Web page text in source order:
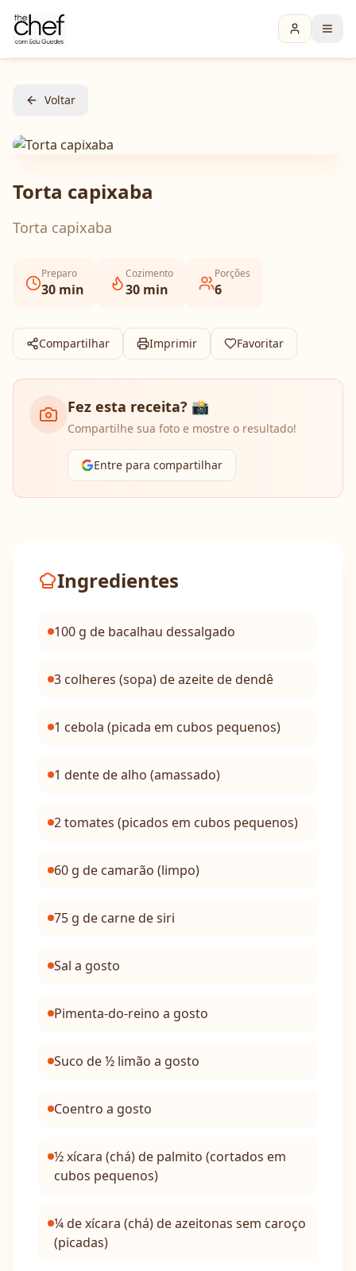
Voltar
Torta capixaba
Torta capixaba
Preparo
30 min
Cozimento
30 min
Porções
6
Compartilhar Imprimir Favoritar
Fez esta receita? 📸
Compartilhe sua foto e mostre o resultado!
Entre para compartilhar
Ingredientes
100 g de bacalhau dessalgado
3 colheres (sopa) de azeite de dendê
1 cebola (picada em cubos pequenos)
1 dente de alho (amassado)
2 tomates (picados em cubos pequenos)
60 g de camarão (limpo)
75 g de carne de siri
Sal a gosto
Pimenta-do-reino a gosto
Suco de ½ limão a gosto
Coentro a gosto
½ xícara (chá) de palmito (cortados em
cubos pequenos)
¼ de xícara (chá) de azeitonas sem caroço
(picadas)